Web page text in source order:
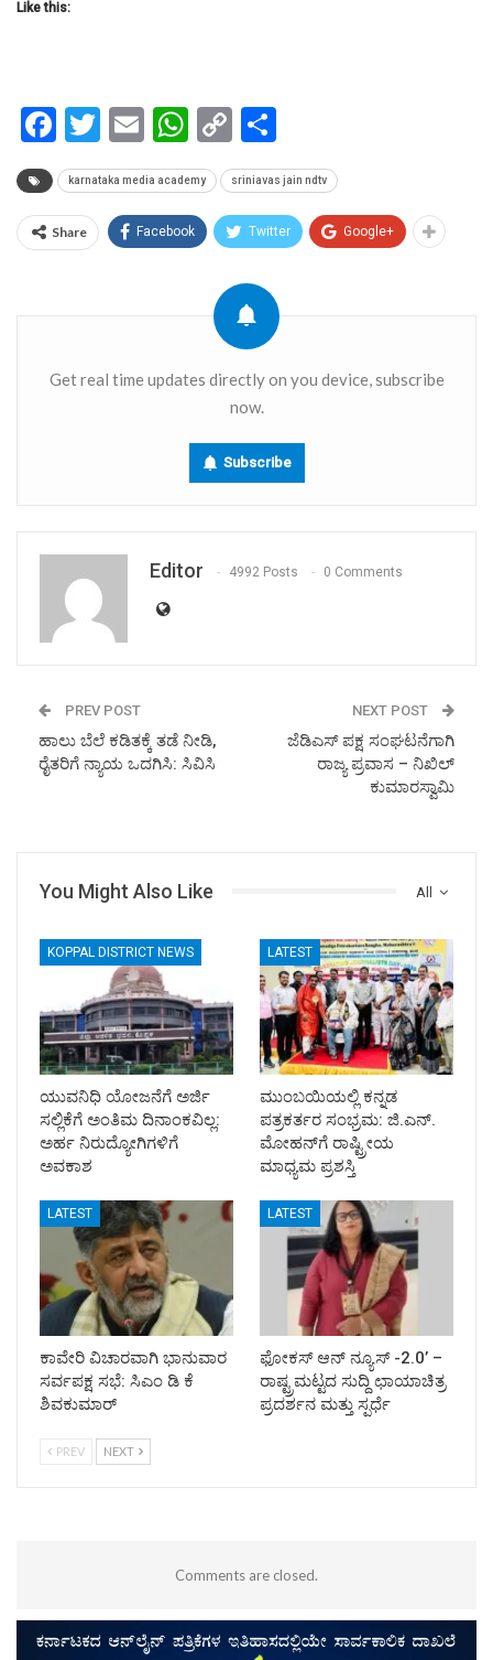
Like this:
Facebook
Twitter
EmailWhatsApp
Copy
Link
karnataka media academy sriniavas jain ndtv
Share Facebook Twitter Google+
Get real time updates directly on you device, subscribe
now.
Subscribe
Editor 4992 Posts 0 Comments
PREV POST
ಹಾಲು ಬೆಲೆ ಕಡಿತಕ್ಕೆ ತಡೆ ನೀಡಿ,
ರೈತರಿಗೆ ನ್ಯಾಯ ಒದಗಿಸಿ: ಸಿವಿಸಿ
NEXT POST
ಜೆಡಿಎಸ್ ಪಕ್ಷ ಸಂಘಟನೆಗಾಗಿ
ರಾಜ್ಯ ಪ್ರವಾಸ – ನಿಖಿಲ್
ಕುಮಾರಸ್ವಾಮಿ
All
You Might Also Like
KOPPAL DISTRICT NEWS
ಯುವನಿಧಿ ಯೋಜನೆಗೆ ಅರ್ಜಿ
ಸಲ್ಲಿಕೆಗೆ ಅಂತಿಮ ದಿನಾಂಕವಿಲ್ಲ:
ಅರ್ಹ ನಿರುದ್ಯೋಗಿಗಳಿಗೆ
ಅವಕಾಶ
LATEST
ಮುಂಬಯಿಯಲ್ಲಿ ಕನ್ನಡ
ಪತ್ರಕರ್ತರ ಸಂಭ್ರಮ: ಜಿ.ಎನ್.
ಮೋಹನ್‌ಗೆ ರಾಷ್ಟ್ರೀಯ
ಮಾಧ್ಯಮ ಪ್ರಶಸ್ತಿ
LATEST
ಕಾವೇರಿ ವಿಚಾರವಾಗಿ ಭಾನುವಾರ
ಸರ್ವಪಕ್ಷ ಸಭೆ: ಸಿಎಂ ಡಿ ಕೆ
ಶಿವಕುಮಾರ್
LATEST
ಫೋಕಸ್ ಆನ್ ನ್ಯೂಸ್ -2.0’ –
ರಾಷ್ಟ್ರಮಟ್ಟದ ಸುದ್ದಿ ಛಾಯಾಚಿತ್ರ
ಪ್ರದರ್ಶನ ಮತ್ತು ಸ್ಪರ್ಧೆ
PREV NEXT
Comments are closed.